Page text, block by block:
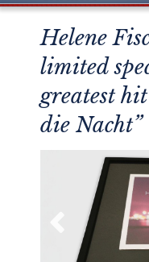
Helene
limited
greatest
die Nacht”